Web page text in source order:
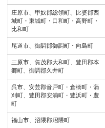
庄原市、甲奴郡総領町、比婆郡西
城町・東城町・口和町・高野町・
比和町
尾道市、御調郡御調町・向島町
三原市、賀茂郡大和町、豊田郡本
郷町、御調郡久井町
呉市、安芸郡音戸町・倉橋町・蒲
刈町、豊田郡安浦町・豊浜町・豊
町
福山市、沼隈郡沼隈町